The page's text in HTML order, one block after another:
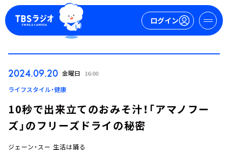
ログイン
ログイン
2024.09.20 金曜日 16:00
ライフスタイル・健康
10秒で出来立てのおみそ汁！「アマノフー
ズ」のフリーズドライの秘密
ジェーン・スー 生活は踊る